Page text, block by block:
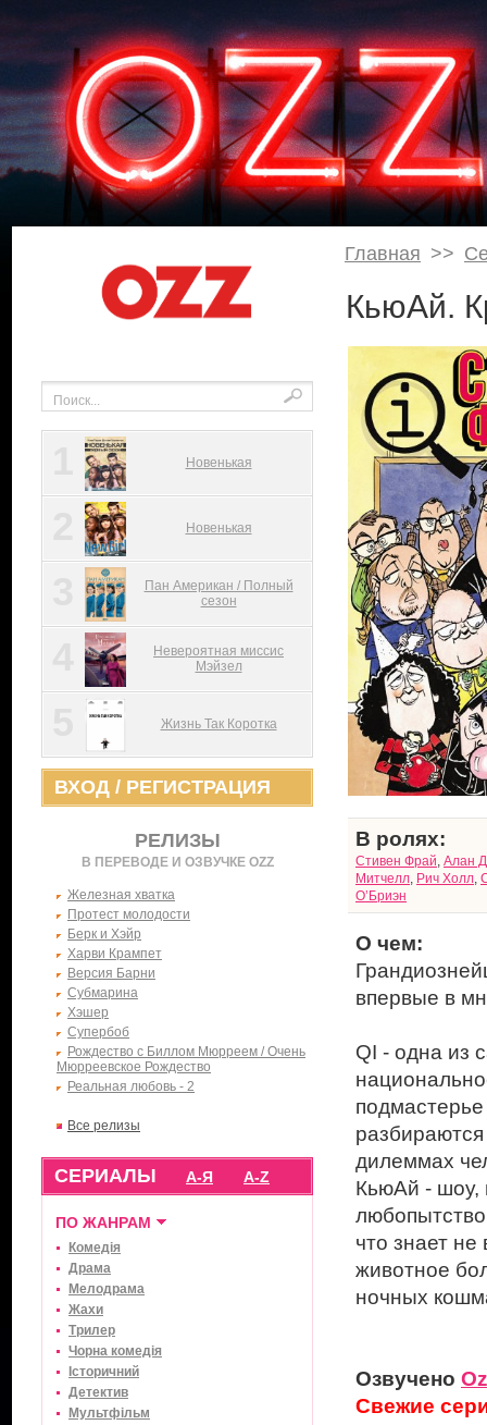
Новенькая
Новенькая
Пан Американ / Полный
сезон
Невероятная миссис
Мэйзел
Жизнь Так Коротка
ВХОД / РЕГИСТРАЦИЯ
РЕЛИЗЫ
В ПЕРЕВОДЕ И ОЗВУЧКЕ OZZ
Железная хватка
Протест молодости
Берк и Хэйр
Харви Крампет
Версия Барни
Субмарина
Хэшер
Супербоб
Рождество с Биллом Мюрреем / Очень
Мюрреевское Рождество
Реальная любовь - 2
Все релизы
СЕРИАЛЫ A-Z
А-Я
ПО ЖАНРАМ
Комедія
Драма
Мелодрама
Жахи
Трилер
Чорна комедія
Історичний
Детектив
Мультфільм
Главная >>
КьюАй.
В ролях:
Стивен Фрай Алан
Митчелл Рич Холл
О’Бриэн
О чем:
впервые в
QI - одна из
дилеммах
КьюАй - шоу,
что знает не
животное
ночных
Озвучено
Свежие